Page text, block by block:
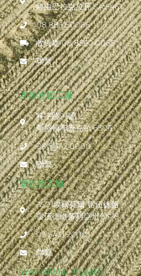
經由巴拉克拉瓦 SA 5461
08 8862 0066
收貨處 08 8862 0065
聯繫
布魯克頓工廠
科平路91號
華盛頓布魯克頓 6306
08 9642 0000
聯繫
雷伍德工廠
3501埃爾莫爾-雷伍德路
雷伍德維多利亞州 3570
03 5431 2000
聯繫
WANNAMAL PLANT